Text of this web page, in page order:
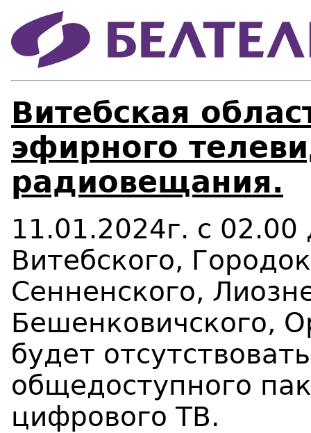
Витебская
эфирного
радиовещания.
11.01.2024г. с
Витебского,
Сенненского,
Бешенковичского,
будет
общедоступного
цифрового ТВ.